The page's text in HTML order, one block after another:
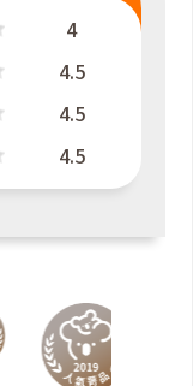
4
4.5
4.5
4.5